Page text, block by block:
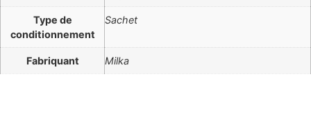
Type de
conditionnement
Sachet
Fabriquant Milka